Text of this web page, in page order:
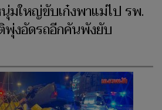
มใหญ่ขับเก๋งพาแม่ไป รพ.
พุ่งอัดรถอีกคันพังยับ